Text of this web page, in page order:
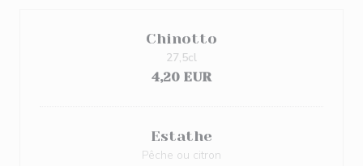
Chinotto
4,20 EUR
27,5cl
Estathe
Pêche ou citron